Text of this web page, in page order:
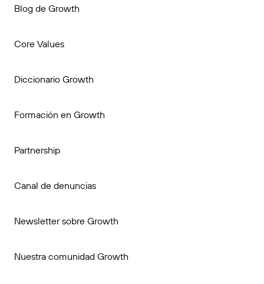
Blog de Growth
Core Values
Diccionario Growth
Formación en Growth
Partnership
Canal de denuncias
Newsletter sobre Growth
Nuestra comunidad Growth